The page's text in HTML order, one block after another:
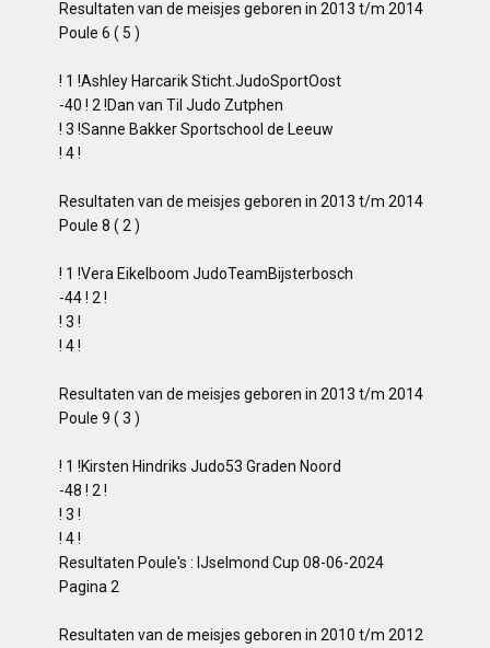
Resultaten van de meisjes geboren in 2013 t/m 2014
Poule 6 ( 5 )
! 1 !Ashley Harcarik Sticht.JudoSportOost
-40 ! 2 !Dan van Til Judo Zutphen
! 3 !Sanne Bakker Sportschool de Leeuw
! 4 !
Resultaten van de meisjes geboren in 2013 t/m 2014
Poule 8 ( 2 )
! 1 !Vera Eikelboom JudoTeamBijsterbosch
-44 ! 2 !
! 3 !
! 4 !
Resultaten van de meisjes geboren in 2013 t/m 2014
Poule 9 ( 3 )
! 1 !Kirsten Hindriks Judo53 Graden Noord
-48 ! 2 !
! 3 !
! 4 !
Resultaten Poule's : IJselmond Cup 08-06-2024
Pagina 2
Resultaten van de meisjes geboren in 2010 t/m 2012